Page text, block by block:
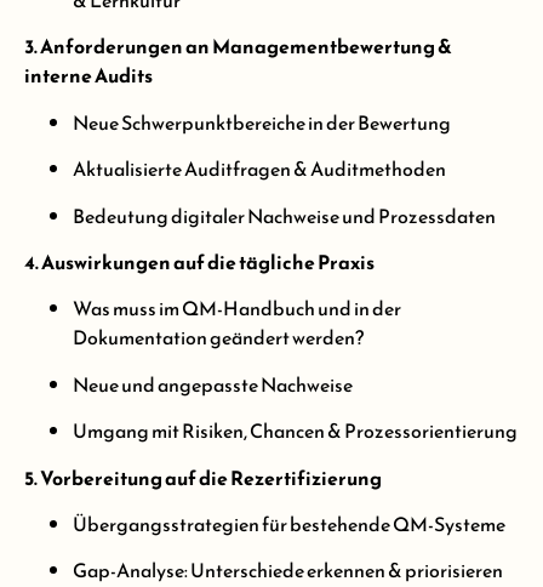
3. Anforderungen an Managementbewertung &
interne Audits
Neue Schwerpunktbereiche in der Bewertung
Aktualisierte Auditfragen & Auditmethoden
Bedeutung digitaler Nachweise und Prozessdaten
4. Auswirkungen auf die tägliche Praxis
Was muss im QM-Handbuch und in der
Dokumentation geändert werden?
Neue und angepasste Nachweise
Umgang mit Risiken, Chancen & Prozessorientierung
5. Vorbereitung auf die Rezertifizierung
Übergangsstrategien für bestehende QM-Systeme
Gap-Analyse: Unterschiede erkennen & priorisieren